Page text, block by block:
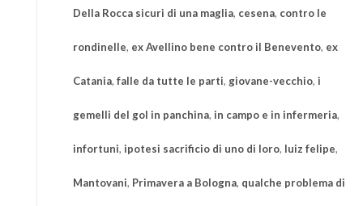
Della Rocca sicuri di una maglia, cesena, contro le
rondinelle, ex Avellino bene contro il Benevento, ex
Catania, falle da tutte le parti, giovane-vecchio, i
gemelli del gol in panchina, in campo e in infermeria,
infortuni, ipotesi sacrificio di uno di loro, luiz felipe,
Mantovani, Primavera a Bologna, qualche problema di